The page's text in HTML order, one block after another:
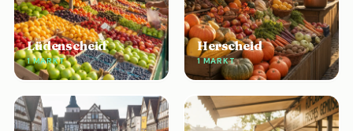
Lüdenscheid
1 MARKT
Herscheid
1 MARKT